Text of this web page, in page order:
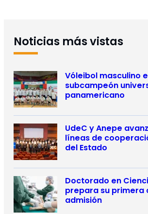
Noticias más vistas
Vóleibol masculino
subcampeón
panamericano
UdeC y Anepe
líneas de
del Estado
Doctorado en
prepara su primera
admisión